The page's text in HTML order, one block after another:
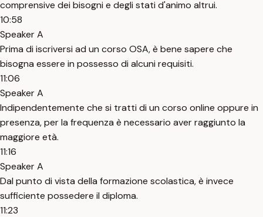
comprensive dei bisogni e degli stati d'animo altrui.
10:58
Speaker A
Prima di iscriversi ad un corso OSA, è bene sapere che
bisogna essere in possesso di alcuni requisiti.
11:06
Speaker A
Indipendentemente che si tratti di un corso online oppure in
presenza, per la frequenza è necessario aver raggiunto la
maggiore età.
11:16
Speaker A
Dal punto di vista della formazione scolastica, è invece
sufficiente possedere il diploma.
11:23